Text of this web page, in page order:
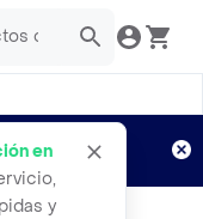
en
y
Aplican TyC